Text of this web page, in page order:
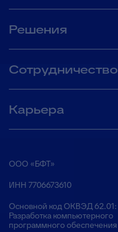
Решения
Сотрудничество
Карьера
ООО «БФТ»
ИНН 7706673610
Основной код ОКВЭД 62.01:
Разработка компьютерного
программного обеспечения